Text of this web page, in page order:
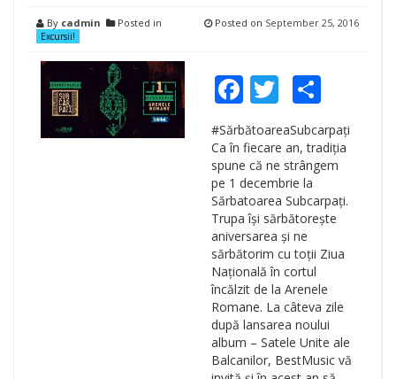
By cadmin Posted in
Excursii!
Posted on September 25, 2016
Facebook
TwitterShare
#SărbătoareaSubcarpați
Ca în fiecare an, tradiția
spune că ne strângem
pe 1 decembrie la
Sărbatoarea Subcarpați.
Trupa își sărbătorește
aniversarea și ne
sărbătorim cu toții Ziua
Națională în cortul
încălzit de la Arenele
Romane. La câteva zile
după lansarea noului
album – Satele Unite ale
Balcanilor, BestMusic vă